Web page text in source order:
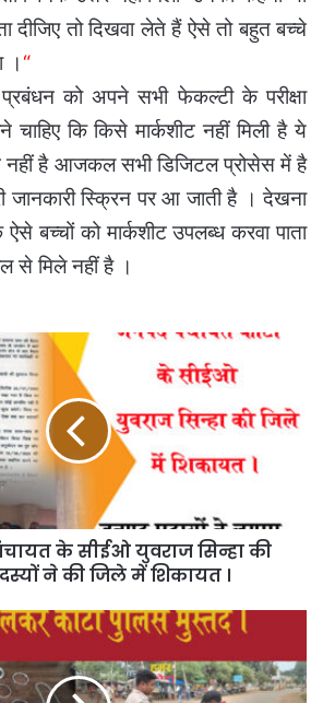
दीजिए तो दिखवा लेते हैं ऐसे तो बहुत बच्चे
। “
प्रबंधन को अपने सभी फेकल्टी के परीक्षा
चाहिए कि किसे मार्कशीट नहीं मिली है ये
नहीं है आजकल सभी डिजिटल प्रोसेस में है
स्क्रिन पर आ जाती है । देखना
बच्चों को मार्कशीट उपलब्ध करवा पाता
से मिले नहीं है ।
के सीईओ युवराज सिन्हा की
ने की जिले में शिकायत ।